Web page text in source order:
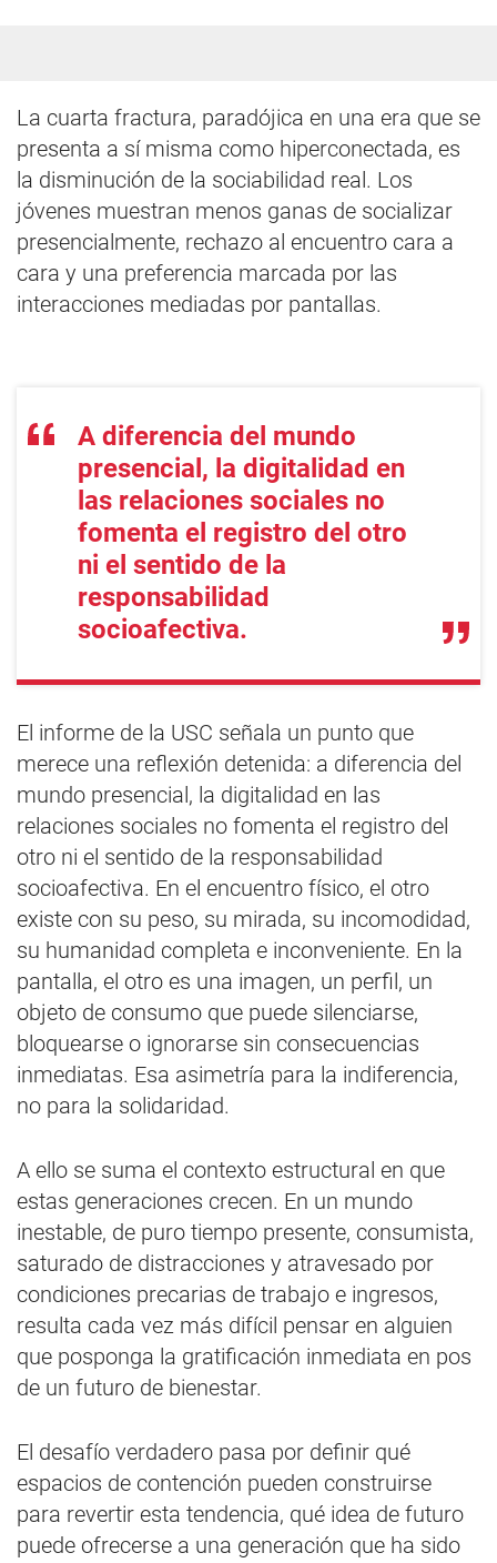
La cuarta fractura, paradójica en una era que se
presenta a sí misma como hiperconectada, es
la disminución de la sociabilidad real. Los
jóvenes muestran menos ganas de socializar
presencialmente, rechazo al encuentro cara a
cara y una preferencia marcada por las
interacciones mediadas por pantallas.
A diferencia del mundo
presencial, la digitalidad en
las relaciones sociales no
fomenta el registro del otro
ni el sentido de la
responsabilidad
socioafectiva.
El informe de la USC señala un punto que
merece una reflexión detenida: a diferencia del
mundo presencial, la digitalidad en las
relaciones sociales no fomenta el registro del
otro ni el sentido de la responsabilidad
socioafectiva. En el encuentro físico, el otro
existe con su peso, su mirada, su incomodidad,
su humanidad completa e inconveniente. En la
pantalla, el otro es una imagen, un perfil, un
objeto de consumo que puede silenciarse,
bloquearse o ignorarse sin consecuencias
inmediatas. Esa asimetría para la indiferencia,
no para la solidaridad.
A ello se suma el contexto estructural en que
estas generaciones crecen. En un mundo
inestable, de puro tiempo presente, consumista,
saturado de distracciones y atravesado por
condiciones precarias de trabajo e ingresos,
resulta cada vez más difícil pensar en alguien
que posponga la gratificación inmediata en pos
de un futuro de bienestar.
El desafío verdadero pasa por definir qué
espacios de contención pueden construirse
para revertir esta tendencia, qué idea de futuro
puede ofrecerse a una generación que ha sido